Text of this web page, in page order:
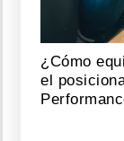
¿Cómo
el